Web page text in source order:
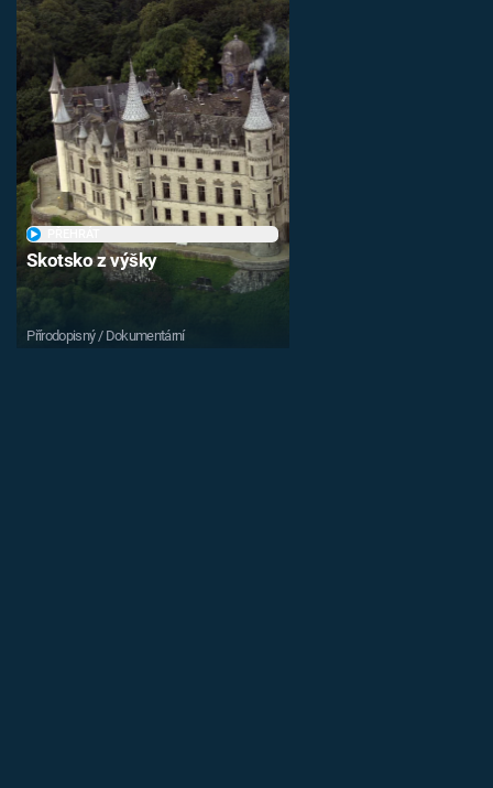
Skotsko z výšky
Přírodopisný / Dokumentární